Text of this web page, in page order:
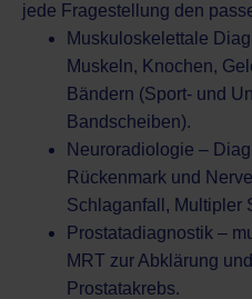
jede Fragestellung den
Muskuloskelettale
Muskeln, Knochen,
Bändern (Sport- und
Bandscheiben).
Neuroradiologie –
Rückenmark und
Schlaganfall, Multipler
Prostatadiagnostik –
MRT zur Abklärung
Prostatakrebs.